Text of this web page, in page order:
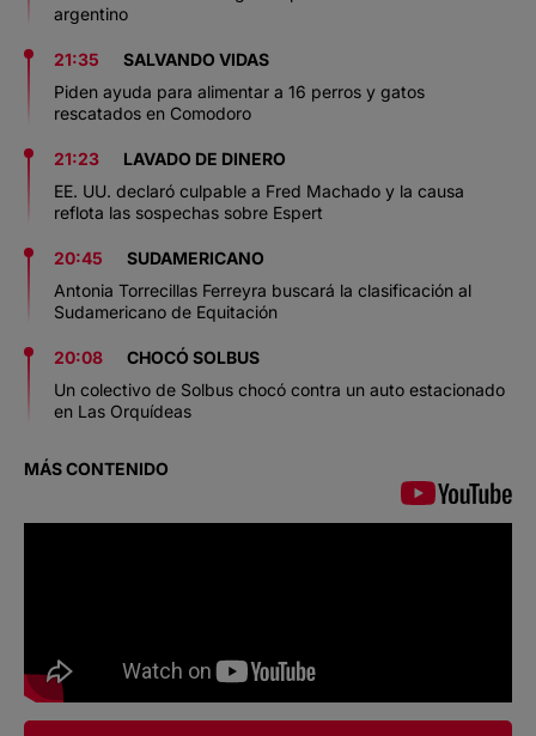
argentino
21:35
SALVANDO VIDAS
Piden ayuda para alimentar a 16 perros y gatos
rescatados en Comodoro
21:23
LAVADO DE DINERO
EE. UU. declaró culpable a Fred Machado y la causa
reflota las sospechas sobre Espert
20:45
SUDAMERICANO
Antonia Torrecillas Ferreyra buscará la clasificación al
Sudamericano de Equitación
20:08
CHOCÓ SOLBUS
Un colectivo de Solbus chocó contra un auto estacionado
en Las Orquídeas
MÁS CONTENIDO